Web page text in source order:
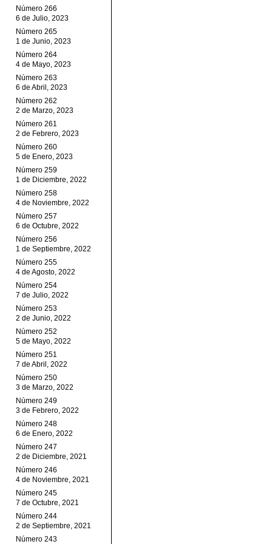
Número 266
6 de Julio, 2023
Número 265
1 de Junio, 2023
Número 264
4 de Mayo, 2023
Número 263
6 de Abril, 2023
Número 262
2 de Marzo, 2023
Número 261
2 de Febrero, 2023
Número 260
5 de Enero, 2023
Número 259
1 de Diciembre, 2022
Número 258
4 de Noviembre, 2022
Número 257
6 de Octubre, 2022
Número 256
1 de Septiembre, 2022
Número 255
4 de Agosto, 2022
Número 254
7 de Julio, 2022
Número 253
2 de Junio, 2022
Número 252
5 de Mayo, 2022
Número 251
7 de Abril, 2022
Número 250
3 de Marzo, 2022
Número 249
3 de Febrero, 2022
Número 248
6 de Enero, 2022
Número 247
2 de Diciembre, 2021
Número 246
4 de Noviembre, 2021
Número 245
7 de Octubre, 2021
Número 244
2 de Septiembre, 2021
Número 243